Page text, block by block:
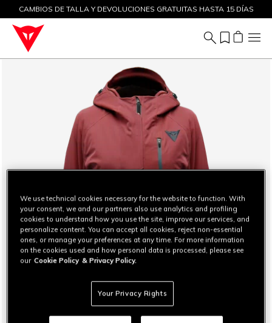
DESCUENTOS DE HASTA EL 50 % – ¡COMPRA AHORA
CAMBIOS DE TALLA Y DEVOLUCIONES GRATUITAS HASTA 15 DÍAS
We use technical cookies necessary for the website to function. With
your consent, we and our partners also use analytics and profiling
cookies to understand how you use the site, improve our services, and
personalize content. You can accept all cookies, reject non-essential
ones, or manage your preferences at any time. For more information
on the cookies used and how personal data is processed, please see
our Cookie Policy & Privacy Policy.
Your Privacy Rights